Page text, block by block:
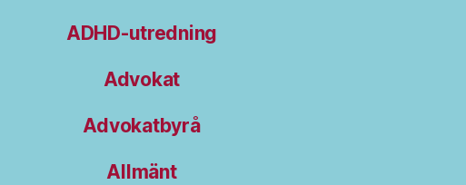
ADHD-utredning
Advokat
Advokatbyrå
Allmänt